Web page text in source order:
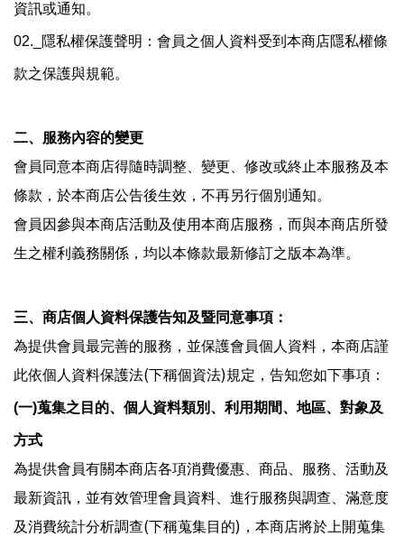
資訊或通知。
02._ 隱私權保護聲明：會員之個人資料受到本商店隱私權條
款之保護與規範。
二、服務內容的變更
會員同意本商店得隨時調整、變更、修改或終止本服務及本
條款，於本商店公告後生效，不再另行個別通知。
會員因參與本商店活動及使用本商店服務，而與本商店所發
生之權利義務關係，均以本條款最新修訂之版本為準。
三、商店個人資料保護告知及暨同意事項：
為提供會員最完善的服務，並保護會員個人資料，本商店謹
此依個人資料保護法(下稱個資法)規定，告知您如下事項：
(一)蒐集之目的、個人資料類別、利用期間、地區、對象及
方式
為提供會員有關本商店各項消費優惠、商品、服務、活動及
最新資訊，並有效管理會員資料、進行服務與調查、滿意度
及消費統計分析調查(下稱蒐集目的) ，本商店將於上開蒐集